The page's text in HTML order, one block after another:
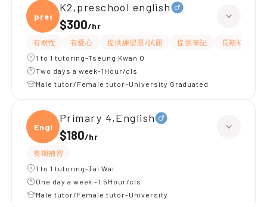
presc
K2,preschool english
$300/hr
有耐性 有愛心 提供練習題/試題 提供筆記
長期補習
1 to 1 tutoring-Tseung Kwan O
Two days a week-1Hour/cls
Male tutor/Female tutor-University Graduated
Engli
Primary 4,English
$180/hr
長期補習
1 to 1 tutoring-Tai Wai
One day a week -1.5Hour/cls
Male tutor/Female tutor-University